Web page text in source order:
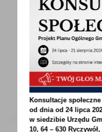
ZAKRESIE
POWIETRZE
Gmina Ryczywół w
porozumienie z
Ochrony
Konsultacje
od dnia od 24 lipca
w siedzibie Urzędu
10, 64 – 630